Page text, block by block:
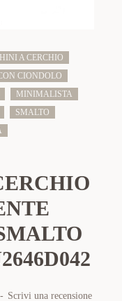
A CERCHIO
CIONDOLO
MINIMALISTA
SMALTO
- Scrivi una recensione